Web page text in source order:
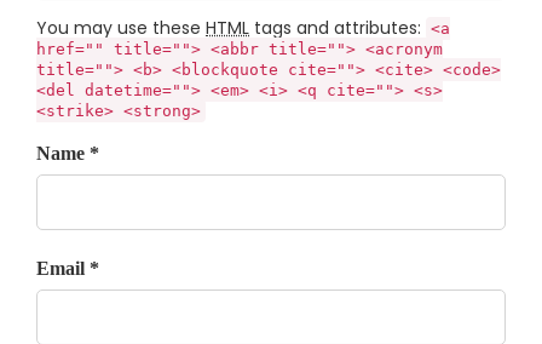
You may use these HTML tags and attributes: <a
href="" title=""> <abbr title=""> <acronym
title=""> <b> <blockquote cite=""> <cite> <code>
<del datetime=""> <em> <i> <q cite=""> <s>
<strike> <strong>
Name *
Email *